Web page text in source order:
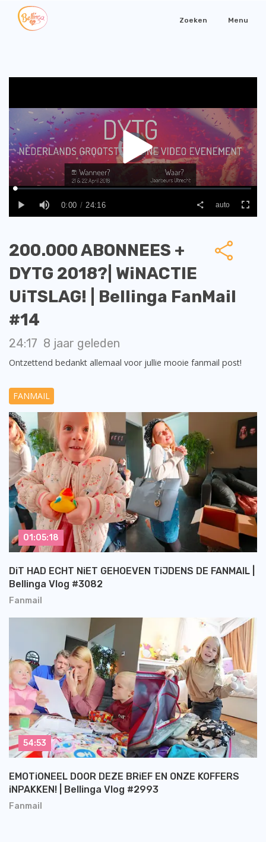
Zoeken Menu
200.000 ABONNEES +
DYTG 2018?| WiNACTIE
UiTSLAG! | Bellinga FanMail
#14
24:17 8 jaar geleden
Ontzettend bedankt allemaal voor jullie mooie fanmail post!
FANMAIL
Fanmail
DiT HAD ECHT NiET GEHOEVEN TiJDENS DE FANMAIL |
Bellinga Vlog #3082
01:05:18
Fanmail
EMOTiONEEL DOOR DEZE BRiEF EN ONZE KOFFERS
iNPAKKEN! | Bellinga Vlog #2993
54:53